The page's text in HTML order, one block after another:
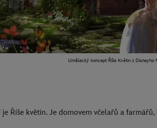
Umělecký koncept Říše Květin z
Říše květin. Je domovem včelařů a